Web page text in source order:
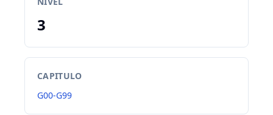
3
CAPITULO
G00-G99